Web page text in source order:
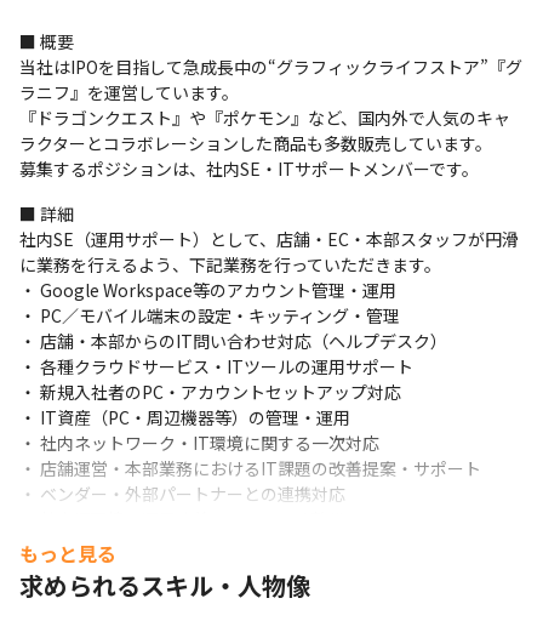
■ 概要
当社はIPOを目指して急成長中の“グラフィックライフストア”『グ
ラニフ』を運営しています。
『ドラゴンクエスト』や『ポケモン』など、国内外で人気のキャ
ラクターとコラボレーションした商品も多数販売しています。
募集するポジションは、社内SE・ITサポートメンバーです。
■ 詳細
社内SE（運用サポート）として、店舗・EC・本部スタッフが円滑
に業務を行えるよう、下記業務を行っていただきます。
・ Google Workspace等のアカウント管理・運用
・ PC／モバイル端末の設定・キッティング・管理
・ 店舗・本部からのIT問い合わせ対応（ヘルプデスク）
・ 各種クラウドサービス・ITツールの運用サポート
・ 新規入社者のPC・アカウントセットアップ対応
・ IT資産（PC・周辺機器等）の管理・運用
・ 社内ネットワーク・IT環境に関する一次対応
・ 店舗運営・本部業務におけるIT課題の改善提案・サポート
・ ベンダー・外部パートナーとの連携対応
※人事評価制度では、テクノロジー職用の評価項目が設けていま
す
もっと見る
求められるスキル・人物像